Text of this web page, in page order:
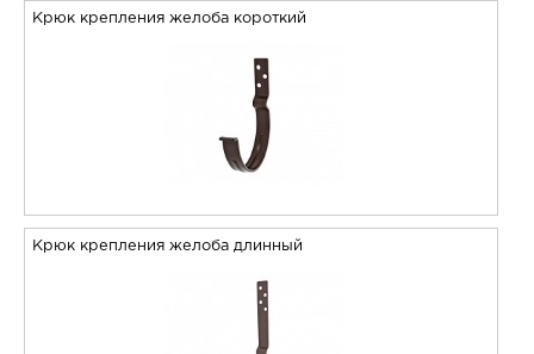
Крюк крепления желоба короткий
Крюк крепления желоба длинный